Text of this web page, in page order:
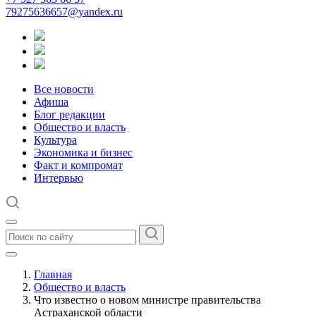
79275636657@yandex.ru
Все новости
Афиша
Блог редакции
Общество и власть
Культура
Экономика и бизнес
Факт и компромат
Интервью
Главная
Общество и власть
Что известно о новом министре правительства
Астраханской области